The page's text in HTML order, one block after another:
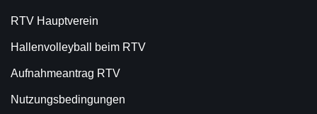
RTV Hauptverein
Hallenvolleyball beim RTV
Aufnahmeantrag RTV
Nutzungsbedingungen